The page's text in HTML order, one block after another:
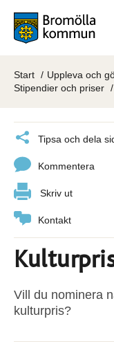
Start Uppleva och
Stipendier och priser
Tipsa och dela
Kommentera
Skriv ut
Kontakt
Vill du nominera
kulturpris?